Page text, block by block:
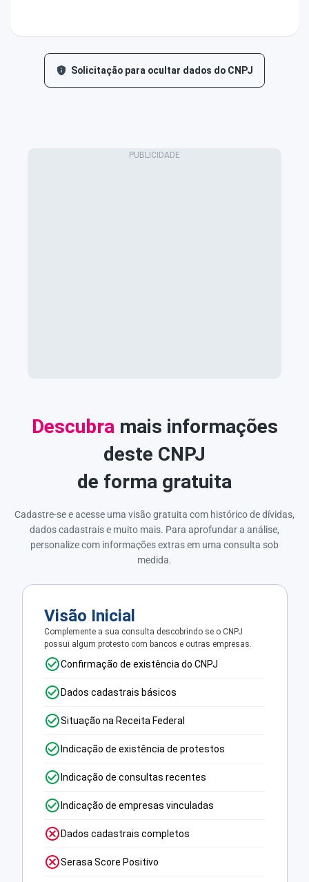
Solicitação para ocultar dados do CNPJ
Descubra mais informações
deste CNPJ
de forma gratuita
Cadastre-se e acesse uma visão gratuita com histórico de dívidas,
dados cadastrais e muito mais. Para aprofundar a análise,
personalize com informações extras em uma consulta sob
medida.
Visão Inicial
Complemente a sua consulta descobrindo se o CNPJ
possui algum protesto com bancos e outras empresas.
Confirmação de existência do CNPJ
Dados cadastrais básicos
Situação na Receita Federal
Indicação de existência de protestos
Indicação de consultas recentes
Indicação de empresas vinculadas
Dados cadastrais completos
Serasa Score Positivo